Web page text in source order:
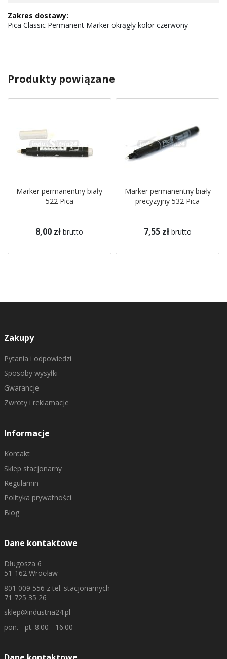
Pica Classic Permanent Marker okrągły kolor czerwony
Produkty powiązane
Marker permanentny biały
522 Pica
8,00 zł brutto
Marker permanentny biały
precyzyjny 532 Pica
7,55 zł brutto
Zakupy
Pytania i odpowiedzi
Sposoby wysyłki
Gwarancje
Zwroty i reklamacje
Informacje
Kontakt
Sklep stacjonarny
Regulamin
Polityka prywatności
Blog
Dane kontaktowe
Długosza 6
51-162 Wrocław
801 009 556 z tel. stacjonarnych
71 725 35 26
sklep@industria24.pl
pon. - pt. 8.00 - 16.00